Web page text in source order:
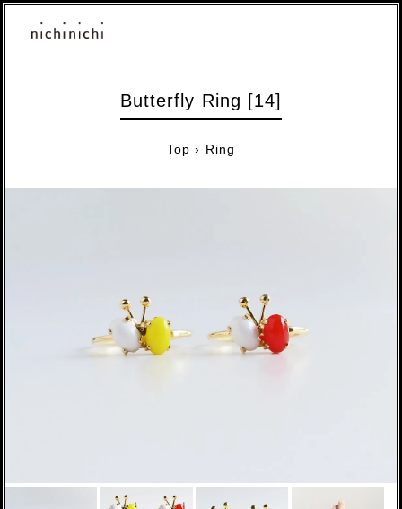
Butterfly Ring [14]
Top › Ring